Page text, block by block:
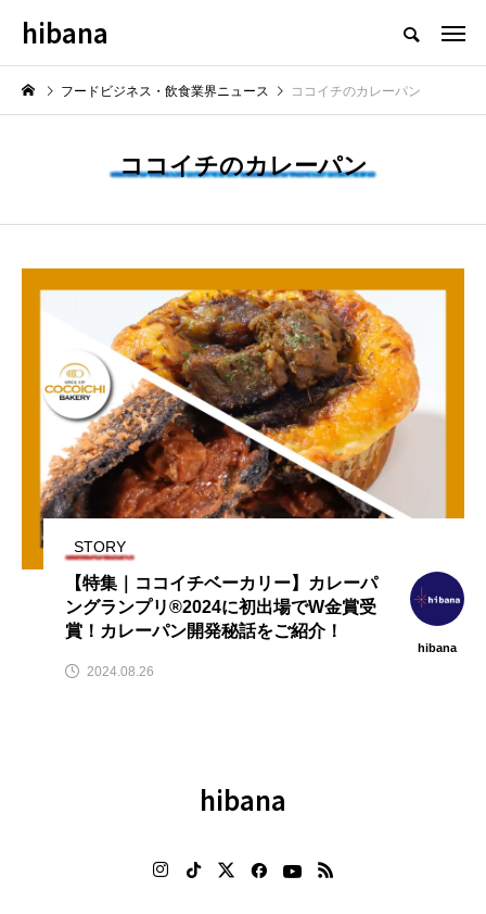
フードビジネス・飲食業界のニュースメディア
NEW POST
最新情報
【2026年グルメトレンド】旨辛
ブーム本格化！ナッコプセ・チュ
クミなど本場系グルメが人気上昇
2026.08.06
飲食マーケティング
【2026年最新】注目の飲食店フ
hibana
フードビジネス・飲食業界ニュース ココイチのカレーパン
ココイチのカレーパン
STORY
【特集｜ココイチベーカリー】カレーパ
ングランプリ®︎2024に初出場でW金賞受
賞！カレーパン開発秘話をご紹介！
hibana
2024.08.26
hibana